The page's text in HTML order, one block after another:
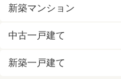
新築マンション
中古一戸建て
新築一戸建て